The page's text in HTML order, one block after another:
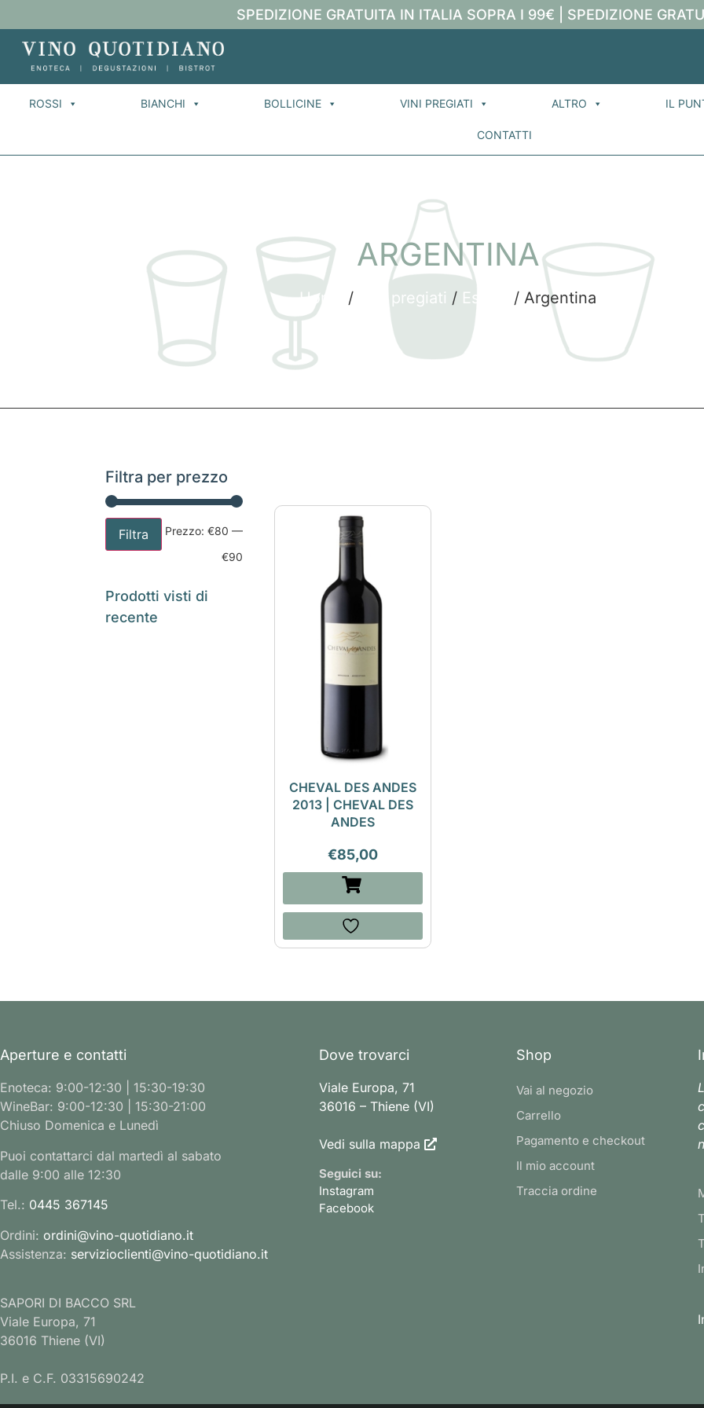
SPEDIZIONE GRATUITA IN ITALIA SOPRA I 99€ | SPEDIZIONE
ROSSI BIANCHI BOLLICINE VINI PREGIATI ALTRO IL
CONTATTI
ARGENTINA
Home / Vini pregiati / Estero / Argentina
Filtra per prezzo
Filtra Prezzo:€80 —
€90
Prodotti visti di
recente
CHEVAL DES ANDES
2013 | CHEVAL DES
ANDES
€85,00
Aperture e contatti
Enoteca: 9:00-12:30 | 15:30-19:30
WineBar: 9:00-12:30 | 15:30-21:00
Chiuso Domenica e Lunedì
Puoi contattarci dal martedì al sabato
dalle 9:00 alle 12:30
Tel.: 0445 367145
Ordini: ordini@vino-quotidiano.it
Assistenza: servizioclienti@vino-quotidiano.it
SAPORI DI BACCO SRL
Viale Europa, 71
36016 Thiene (VI)
P.I. e C.F. 03315690242
Dove trovarci
Viale Europa, 71
36016 – Thiene (VI)
Vedi sulla mappa
Seguici su:
Instagram
Facebook
Shop
Vai al negozio
Carrello
Pagamento e checkout
Il mio account
Traccia ordine